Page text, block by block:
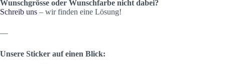
Wunschgrösse oder Wunschfarbe nicht dabei?
Schreib uns – wir finden eine Lösung!
—
Unsere Sticker auf einen Blick: